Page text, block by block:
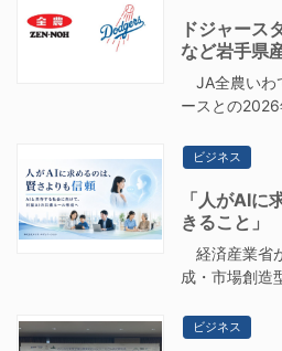
ドジャース
など岩手県
JA全農いわ
ースとの
ビジネス
「人がAIに
きること
経済産業省
成・市場創造
ビジネス